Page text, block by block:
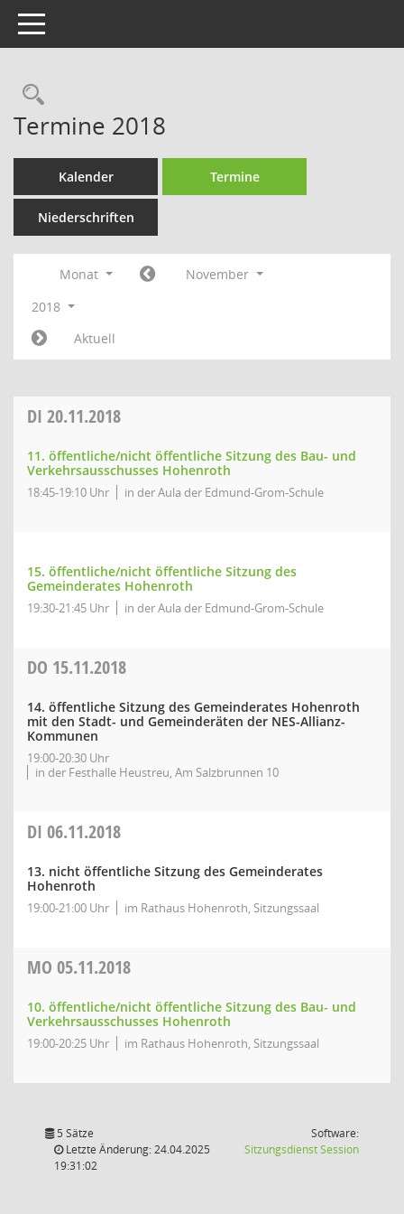
Toggle navigation
Rechercheauswahl
Termine 2018
Kalender Termine
Niederschriften
Monat
November
2018
Aktuell
DI 20.11.2018
11. öffentliche/nicht öffentliche Sitzung des Bau- und
Verkehrsausschusses Hohenroth
18:45-19:10 Uhr in der Aula der Edmund-Grom-Schule
15. öffentliche/nicht öffentliche Sitzung des
Gemeinderates Hohenroth
19:30-21:45 Uhr in der Aula der Edmund-Grom-Schule
DO 15.11.2018
14. öffentliche Sitzung des Gemeinderates Hohenroth
mit den Stadt- und Gemeinderäten der NES-Allianz-
Kommunen
19:00-20:30 Uhr
in der Festhalle Heustreu, Am Salzbrunnen 10
DI 06.11.2018
13. nicht öffentliche Sitzung des Gemeinderates
Hohenroth
19:00-21:00 Uhr im Rathaus Hohenroth, Sitzungssaal
MO 05.11.2018
10. öffentliche/nicht öffentliche Sitzung des Bau- und
Verkehrsausschusses Hohenroth
19:00-20:25 Uhr im Rathaus Hohenroth, Sitzungssaal
5 Sätze
Letzte Änderung: 24.04.2025
19:31:02
Software:
SitzungsdienstSession(Wird in